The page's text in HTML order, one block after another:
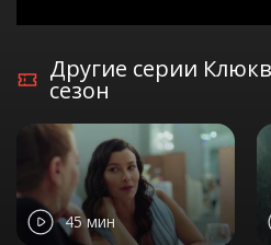
Другие серии
сезон
45 мин